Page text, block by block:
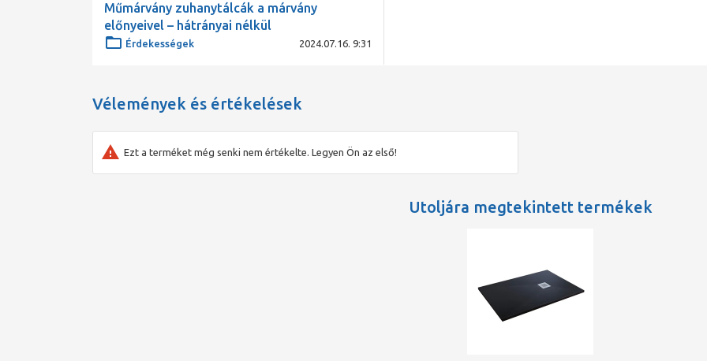
Műmárvány zuhanytálcák a márvány
előnyeivel – hátrányai nélkül
Érdekességek 2024.07.16. 9:31
Vélemények és értékelések
Ezt a terméket még senki nem értékelte. Legyen Ön az első!
Utoljára megtekintett termékek